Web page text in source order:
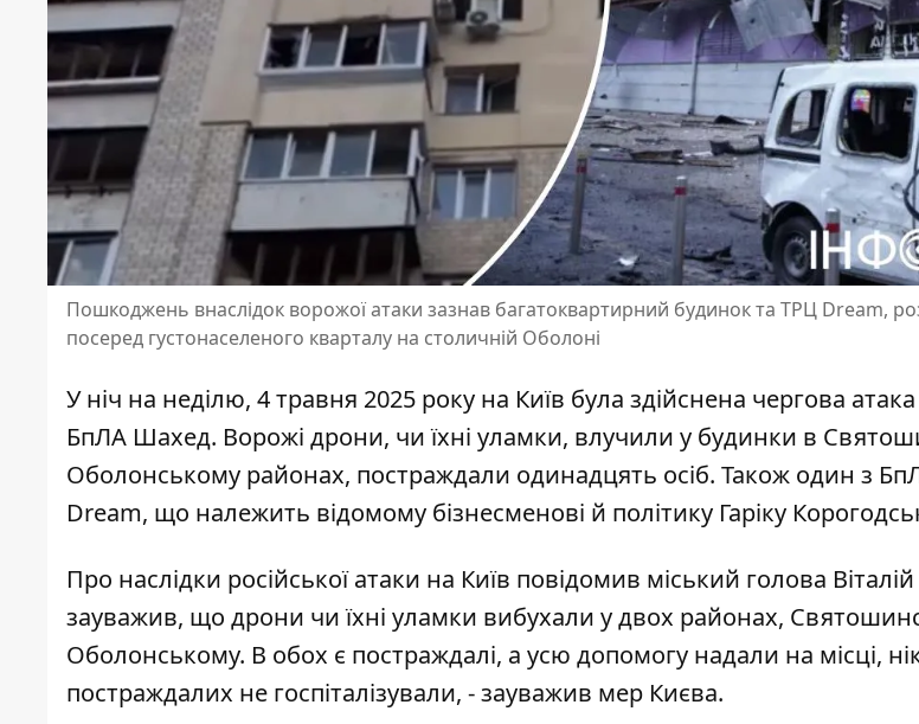
Пошкоджень внаслідок ворожої атаки зазнав багатоквартирний будинок та ТРЦ Dream,
посеред густонаселеного кварталу на столичній Оболоні
У ніч на неділю, 4 травня 2025 року на Київ була здійснена чергова
БпЛА Шахед. Ворожі дрони, чи їхні уламки, влучили у будинки в
Оболонському районах, постраждали одинадцять осіб. Також один з
Dream, що належить відомому бізнесменові й політику Гаріку
Про наслідки російської атаки на Київ повідомив міський голова
зауважив, що дрони чи їхні уламки вибухали у двох районах,
Оболонському. В обох є постраждалі, а усю допомогу надали на місці,
постраждалих не госпіталізували, - зауважив мер Києва.